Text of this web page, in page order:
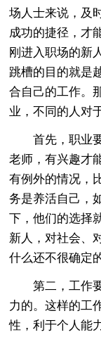
场人士来说，及
成功的捷径，才
刚进入职场的新
跳槽的目的就是
合自己的工作。
业，不同的人对
首先，职业要
老师，有兴趣才
有例外的情况，
务是养活自己，
下，他们的选择
新人，对社会、
什么还不很确定
第二，工作要
力的。这样的工
性，利于个人能